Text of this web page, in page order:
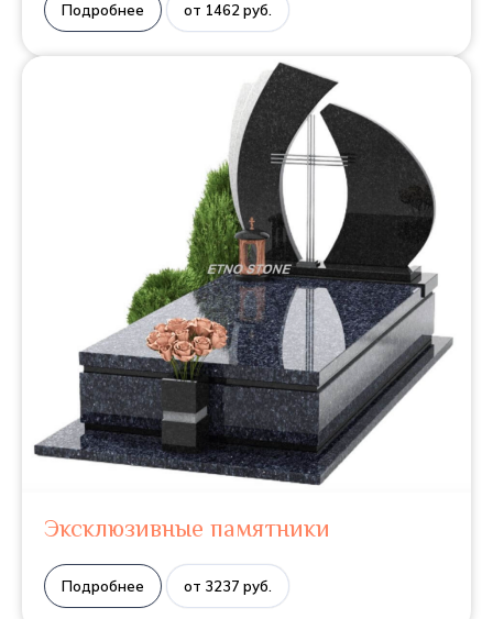
Подробнее от 1462 руб.
Эксклюзивные памятники
Подробнее от 3237 руб.